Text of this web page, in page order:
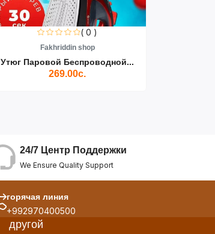
( 0 )
Fakhriddin shop
Утюг Паровой Беспроводной...
269.00с.
24/7 Центр Поддержки
We Ensure Quality Support
горячая линия
+992970400500
другой